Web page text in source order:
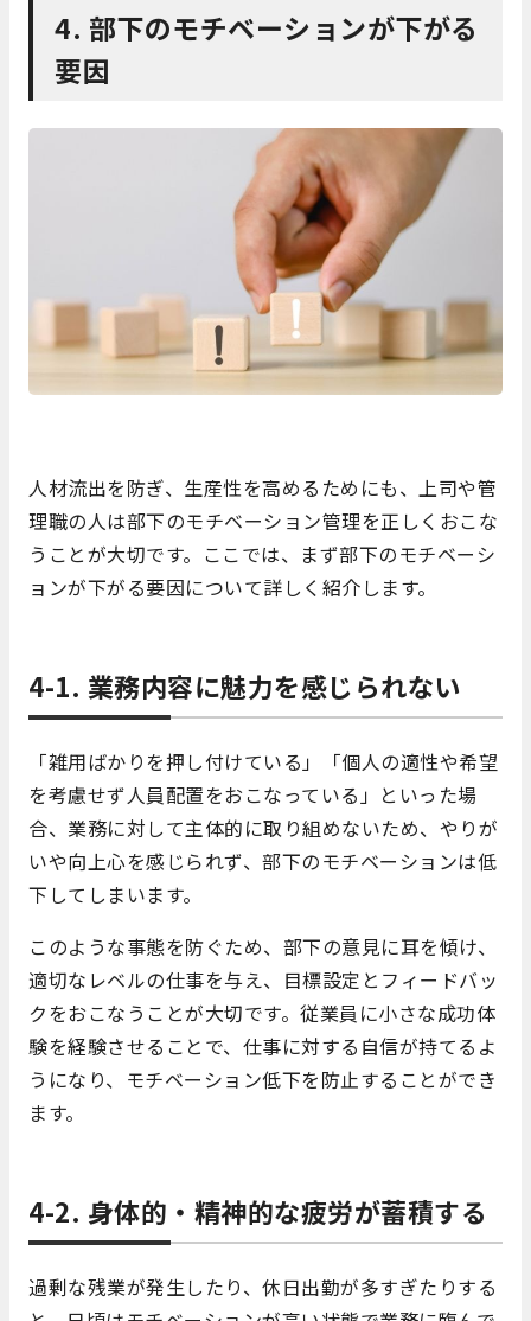
4. 部下のモチベーションが下がる
要因
人材流出を防ぎ、生産性を高めるためにも、上司や管
理職の人は部下のモチベーション管理を正しくおこな
うことが大切です。ここでは、まず部下のモチベーシ
ョンが下がる要因について詳しく紹介します。
4-1. 業務内容に魅力を感じられない
「雑用ばかりを押し付けている」「個人の適性や希望
を考慮せず人員配置をおこなっている」といった場
合、業務に対して主体的に取り組めないため、やりが
いや向上心を感じられず、部下のモチベーションは低
下してしまいます。
このような事態を防ぐため、部下の意見に耳を傾け、
適切なレベルの仕事を与え、目標設定とフィードバッ
クをおこなうことが大切です。従業員に小さな成功体
験を経験させることで、仕事に対する自信が持てるよ
うになり、モチベーション低下を防止することができ
ます。
4-2. 身体的・精神的な疲労が蓄積する
過剰な残業が発生したり、休日出勤が多すぎたりする